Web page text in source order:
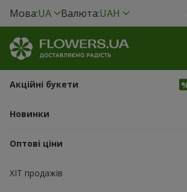
Мова:UA Валюта:UAH
Акційні букети
Новинки
Оптові ціни
ХІТ продажів